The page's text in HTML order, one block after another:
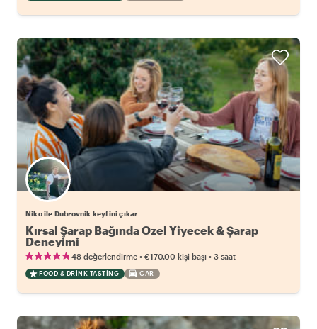
Niko ile Dubrovnik keyfini çıkar
Kırsal Şarap Bağında Özel Yiyecek & Şarap
Deneyimi
48 değerlendirme • €170.00 kişi başı • 3 saat
FOOD & DRINK TASTING CAR